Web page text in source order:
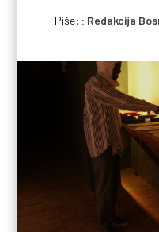
Piše: Redakcija